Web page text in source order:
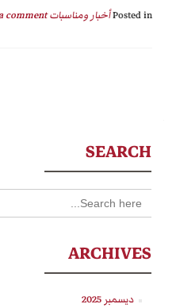
Posted inأخبار ومناسبات comment
SEARCH
Search
for:
SEARCH BUTTON
ARCHIVES
ديسمبر 2025